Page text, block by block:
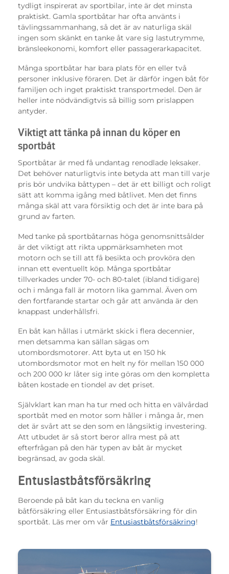
tydligt inspirerat av sportbilar, inte är det minsta
praktiskt. Gamla sportbåtar har ofta använts i
tävlingssammanhang, så det är av naturliga skäl
ingen som skänkt en tanke åt vare sig lastutrymme,
bränsleekonomi, komfort eller passagerarkapacitet.
Många sportbåtar har bara plats för en eller två
personer inklusive föraren. Det är därför ingen båt för
familjen och inget praktiskt transportmedel. Den är
heller inte nödvändigtvis så billig som prislappen
antyder.
Viktigt att tänka på innan du köper en
sportbåt
Sportbåtar är med få undantag renodlade leksaker.
Det behöver naturligtvis inte betyda att man till varje
pris bör undvika båttypen – det är ett billigt och roligt
sätt att komma igång med båtlivet. Men det finns
många skäl att vara försiktig och det är inte bara på
grund av farten.
Med tanke på sportbåtarnas höga genomsnittsålder
är det viktigt att rikta uppmärksamheten mot
motorn och se till att få besikta och provköra den
innan ett eventuellt köp. Många sportbåtar
tillverkades under 70- och 80-talet (ibland tidigare)
och i många fall är motorn lika gammal. Även om
den fortfarande startar och går att använda är den
knappast underhållsfri.
En båt kan hållas i utmärkt skick i flera decennier,
men detsamma kan sällan sägas om
utombordsmotorer. Att byta ut en 150 hk
utombordsmotor mot en helt ny för mellan 150 000
och 200 000 kr låter sig inte göras om den kompletta
båten kostade en tiondel av det priset.
Självklart kan man ha tur med och hitta en välvårdad
sportbåt med en motor som håller i många år, men
det är svårt att se den som en långsiktig investering.
Att utbudet är så stort beror allra mest på att
efterfrågan på den här typen av båt är mycket
begränsad, av goda skäl.
Entusiastbåtsförsäkring
Beroende på båt kan du teckna en vanlig
båtförsäkring eller Entusiastbåtsförsäkring för din
sportbåt. Läs mer om vår Entusiastbåtsförsäkring!